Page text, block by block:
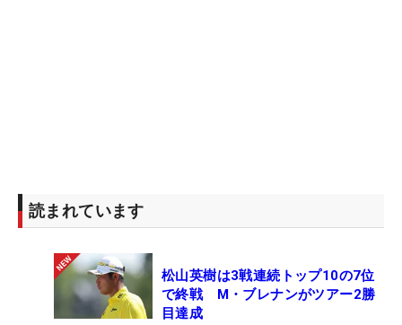
読まれています
松山英樹は3戦連続トップ10の7位
で終戦 M・ブレナンがツアー2勝
目達成